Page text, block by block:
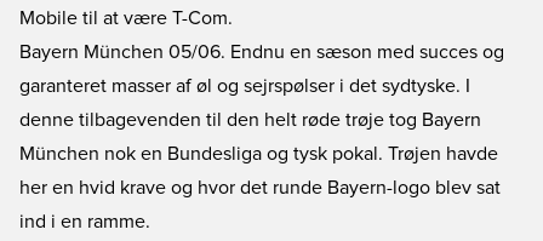
Mobile til at være T-Com.
Bayern München 05/06. Endnu en sæson med succes og
garanteret masser af øl og sejrspølser i det sydtyske. I
denne tilbagevenden til den helt røde trøje tog Bayern
München nok en Bundesliga og tysk pokal. Trøjen havde
her en hvid krave og hvor det runde Bayern-logo blev sat
ind i en ramme.